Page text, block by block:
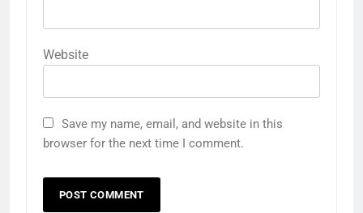
Website
Save my name, email, and website in this
browser for the next time I comment.